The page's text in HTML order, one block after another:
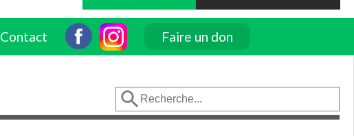
Contact Faire un don